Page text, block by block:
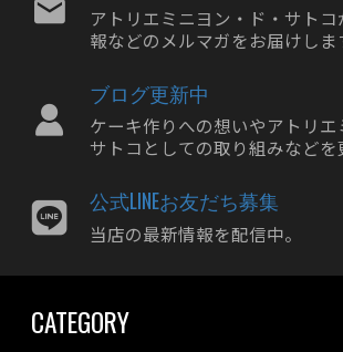
アトリエミニヨン・ド・サト
報などのメルマガをお届けしま
ブログ更新中
ケーキ作りへの想いやアトリエ
サトコとしての取り組みなどを
公式LINEお友だち募集
当店の最新情報を配信中。
CATEGORY